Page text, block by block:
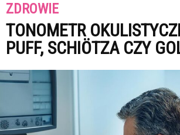
ZDROWIE
TONOMETR
PUFF, SCHIÖTZA CZY